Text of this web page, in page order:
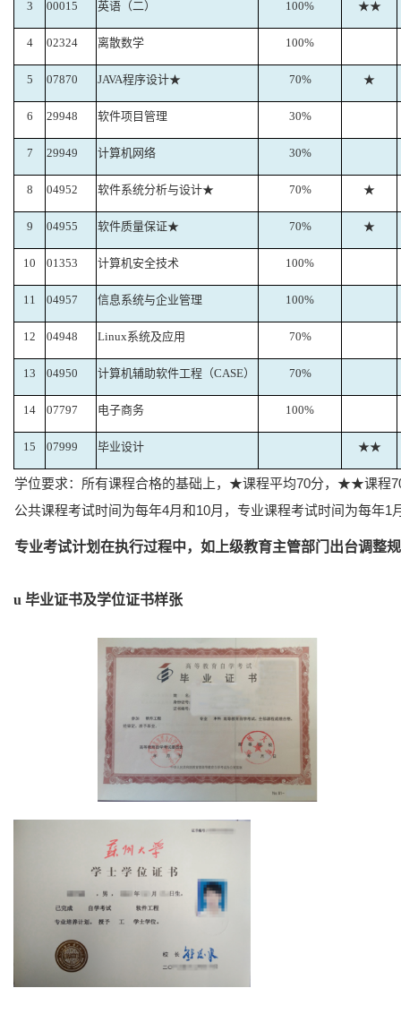
3 00015 英语（二） 100% ★★
4 02324 离散数学 100%
5 07870 JAVA程序设计★ 70% ★
6 29948 软件项目管理 30%
7 29949 计算机网络 30%
8 04952 软件系统分析与设计★ 70% ★
9 04955 软件质量保证★ 70% ★
10 01353 计算机安全技术 100%
11 04957 信息系统与企业管理 100%
12 04948 Linux系统及应用 70%
13 04950 计算机辅助软件工程（CASE） 70%
14 07797 电子商务 100%
15 07999 毕业设计 ★★
学位要求：所有课程合格的基础上，★课程平均70分，★★课程
公共课程考试时间为每年4月和10月，专业课程考试时间为每年1
专业考试计划在执行过程中，如上级教育主管部门出台调整
u 毕业证书及学位证书样张